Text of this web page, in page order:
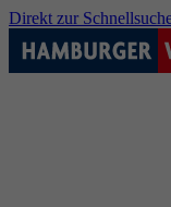
Direkt zur